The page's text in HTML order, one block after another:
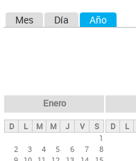
ds
p
Mes Día Año
Enero
D L M M J V
S
1
2
3 4 5 6 7
8
D L